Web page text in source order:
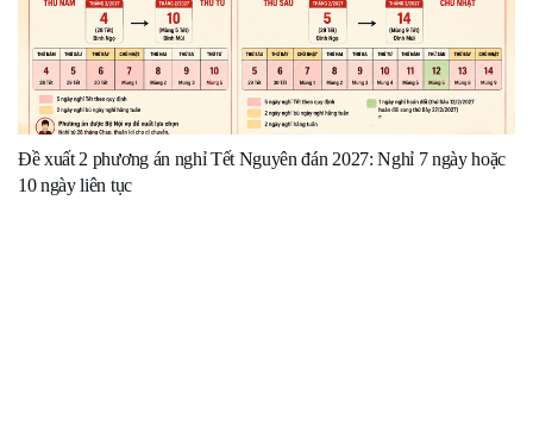
Đề xuất 2 phương án nghỉ Tết Nguyên đán 2027: Nghỉ 7 ngày hoặc
10 ngày liên tục